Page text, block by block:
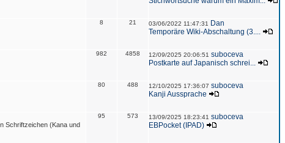
8 21 03/06/2022 11:47:31
Dan
Temporäre Wiki-Abschaltung (3....
982 4858 12/09/2025 20:06:51 suboceva
Postkarte auf Japanisch schrei...
80 488 12/10/2025 17:36:07 suboceva
Kanji Aussprache
Schriftzeichen (Kana und
95 573 13/09/2025 18:23:41 suboceva
EBPocket (IPAD)